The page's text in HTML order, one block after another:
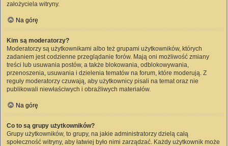
założyciela witryny.
Na górę
Kim są moderatorzy?
Moderatorzy są użytkownikami albo też grupami użytkowników, których
zadaniem jest codzienne przeglądanie forów. Mają oni możliwość zmiany
treści lub usuwania postów, a także blokowania, odblokowywania,
przenoszenia, usuwania i dzielenia tematów na forum, które moderują. Z
reguły moderatorzy czuwają, aby użytkownicy pisali na temat oraz nie
publikowali niewłaściwych i obraźliwych materiałów.
Na górę
Co to są grupy użytkowników?
Grupy użytkowników, to grupy, na jakie administratorzy dzielą całą
społeczność witryny, aby łatwiej było nimi zarządzać. Każdy użytkownik może